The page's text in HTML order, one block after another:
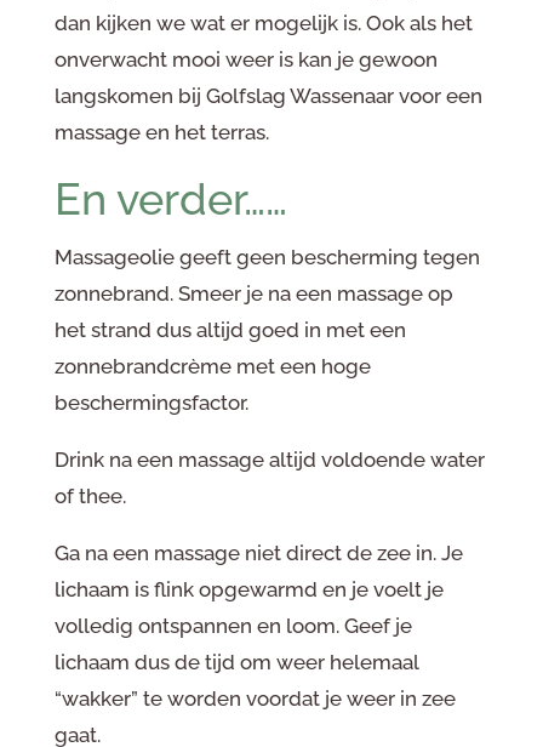
dan kijken we wat er mogelijk is. Ook als het
onverwacht mooi weer is kan je gewoon
langskomen bij Golfslag Wassenaar voor een
massage en het terras.
En verder……
Massageolie geeft geen bescherming tegen
zonnebrand. Smeer je na een massage op
het strand dus altijd goed in met een
zonnebrandcrème met een hoge
beschermingsfactor.
Drink na een massage altijd voldoende water
of thee.
Ga na een massage niet direct de zee in. Je
lichaam is flink opgewarmd en je voelt je
volledig ontspannen en loom. Geef je
lichaam dus de tijd om weer helemaal
“wakker” te worden voordat je weer in zee
gaat.